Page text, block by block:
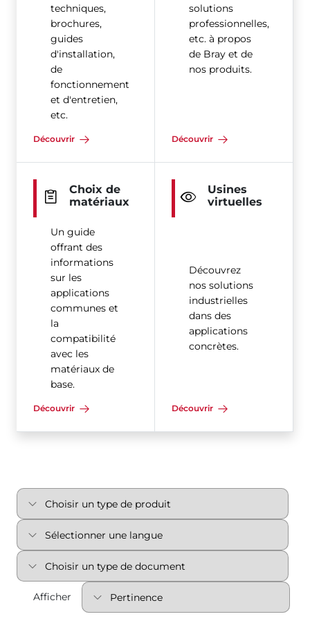
techniques,
brochures,
guides
d'installation,
de
fonctionnement
et d'entretien,
etc.
Découvrir
solutions
professionnelles,
etc. à propos
de Bray et de
nos produits.
Découvrir
Choix de
matériaux
Un guide
offrant des
informations
sur les
applications
communes et
la
compatibilité
avec les
matériaux de
base.
Découvrir
Usines
virtuelles
Découvrez
nos solutions
industrielles
dans des
applications
concrètes.
Découvrir
Afficher